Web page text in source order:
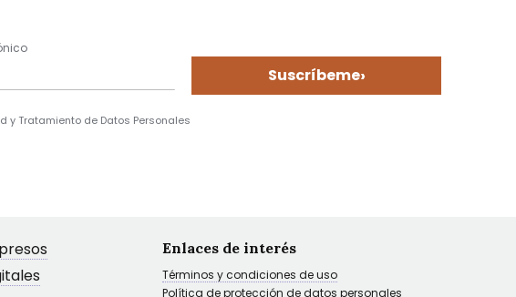
Suscríbeme›
y Tratamiento de Datos Personales
Enlaces de interés
Términos y condiciones de uso
Política de protección de datos personales